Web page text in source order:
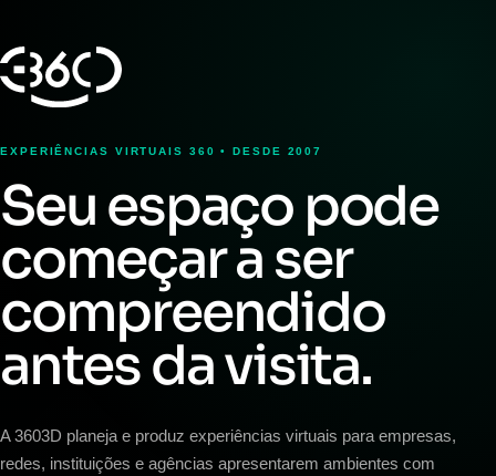
EXPERIÊNCIAS VIRTUAIS 360 • DESDE 2007
Seu espaço pode
começar a ser
compreendido
antes da visita.
A 3603D planeja e produz experiências virtuais para empresas,
redes, instituições e agências apresentarem ambientes com